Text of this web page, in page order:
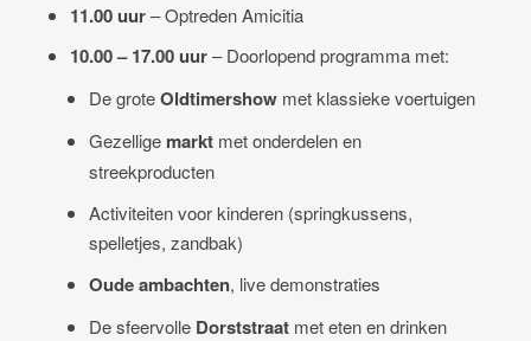
11.00 uur– Optreden Amicitia
10.00 – 17.00 uur– Doorlopend programma met:
De groteOldtimershow met klassieke voertuigen
Gezellige markt met onderdelen en
streekproducten
Activiteiten voor kinderen (springkussens,
spelletjes, zandbak)
Oude ambachten, live demonstraties
De sfeervolle Dorststraat met eten en drinken